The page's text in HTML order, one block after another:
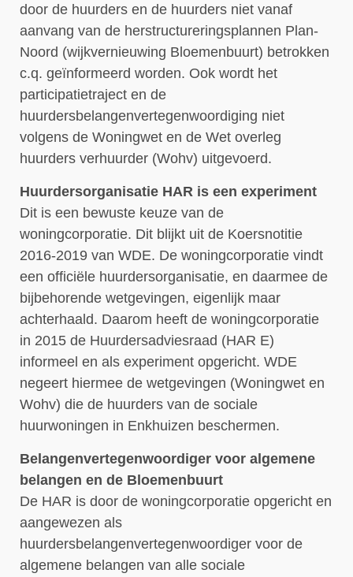
door de huurders en de huurders niet vanaf
aanvang van de herstructureringsplannen Plan-
Noord (wijkvernieuwing Bloemenbuurt) betrokken
c.q. geïnformeerd worden. Ook wordt het
participatietraject en de
huurdersbelangenvertegenwoordiging niet
volgens de Woningwet en de Wet overleg
huurders verhuurder (Wohv) uitgevoerd.
Huurdersorganisatie HAR is een experiment
Dit is een bewuste keuze van de
woningcorporatie. Dit blijkt uit de Koersnotitie
2016-2019 van WDE. De woningcorporatie vindt
een officiële huurdersorganisatie, en daarmee de
bijbehorende wetgevingen, eigenlijk maar
achterhaald. Daarom heeft de woningcorporatie
in 2015 de Huurdersadviesraad (HAR E)
informeel en als experiment opgericht. WDE
negeert hiermee de wetgevingen (Woningwet en
Wohv) die de huurders van de sociale
huurwoningen in Enkhuizen beschermen.
Belangenvertegenwoordiger voor algemene
belangen en de Bloemenbuurt
De HAR is door de woningcorporatie opgericht en
aangewezen als
huurdersbelangenvertegenwoordiger voor de
algemene belangen van alle sociale